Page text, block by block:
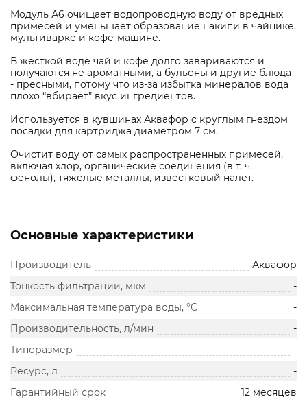
Модуль А6 очищает водопроводную воду от вредных
примесей и уменьшает образование накипи в чайнике,
мультиварке и кофе-машине.
В жесткой воде чай и кофе долго завариваются и
получаются не ароматными, а бульоны и другие блюда
- пресными, потому что из-за избытка минералов вода
плохо “вбирает” вкус ингредиентов.
Используется в кувшинах Аквафор c круглым гнездом
посадки для картриджа диаметром 7 см.
Очистит воду от самых распространенных примесей,
включая хлор, органические соединения (в т. ч.
фенолы), тяжелые металлы, известковый налет.
Основные характеристики
Производитель
Аквафор
Тонкость фильтрации, мкм
-
Максимальная температура воды, °С
-
Производительность, л/мин
-
Типоразмер
-
Ресурс, л
-
Гарантийный срок
12 месяцев